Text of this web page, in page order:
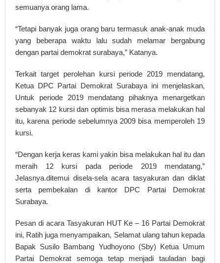
semuanya orang lama.
“Tetapi banyak juga orang baru termasuk anak-anak muda
yang beberapa waktu lalu sudah melamar bergabung
dengan partai demokrat surabaya,” Katanya.
Terkait target perolehan kursi periode 2019 mendatang,
Ketua DPC Partai Demokrat Surabaya ini menjelaskan,
Untuk periode 2019 mendatang pihaknya menargetkan
sebanyak 12 kursi dan optimis bisa merasa melakukan hal
itu, karena periode sebelumnya 2009 bisa memperoleh 19
kursi.
“Dengan kerja keras kami yakin bisa melakukan hal itu dan
meraih 12 kursi pada periode 2019 mendatang,”
Jelasnya.ditemui disela-sela acara tasyakuran dan diklat
serta pembekalan di kantor DPC Partai Demokrat
Surabaya.
Pesan di acara Tasyakuran HUT Ke – 16 Partai Demokrat
ini, Ratih juga menyampaikan, Selamat ulang tahun kepada
Bapak Susilo Bambang Yudhoyono (Sby) Ketua Umum
Partai Demokrat semoga tetap menjadi tauladan bagi